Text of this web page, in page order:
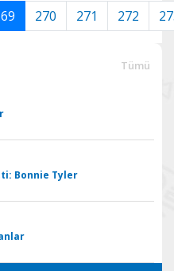
270 271 272
Tümü
Bonnie Tyler